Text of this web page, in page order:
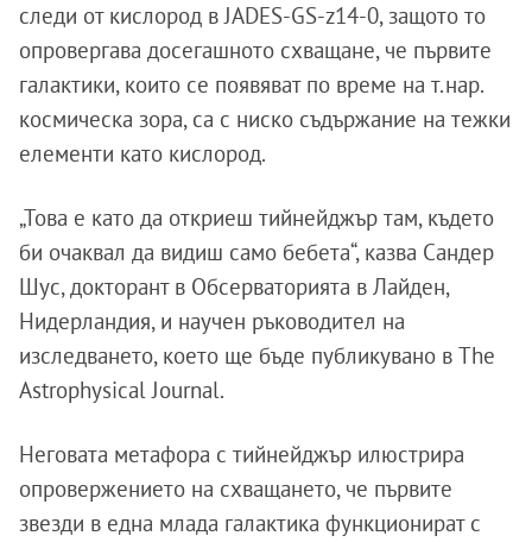
следи от кислород в JADES-GS-z14-0, защото то
опровергава досегашното схващане, че първите
галактики, които се появяват по време на т.нар.
космическа зора, са с ниско съдържание на тежки
елементи като кислород.
„Това е като да откриеш тийнейджър там, където
би очаквал да видиш само бебета“, казва Сандер
Шус, докторант в Обсерваторията в Лайден,
Нидерландия, и научен ръководител на
изследването, което ще бъде публикувано в The
Astrophysical Journal.
Неговата метафора с тийнейджър илюстрира
опровержението на схващането, че първите
звезди в една млада галактика функционират с